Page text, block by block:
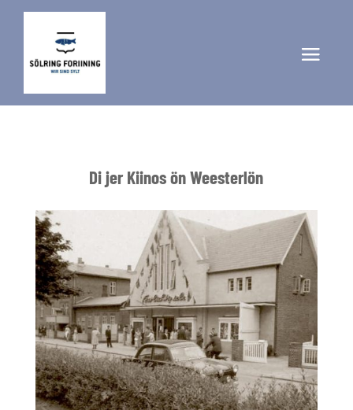
Di jer Kiinos ön Weesterlön